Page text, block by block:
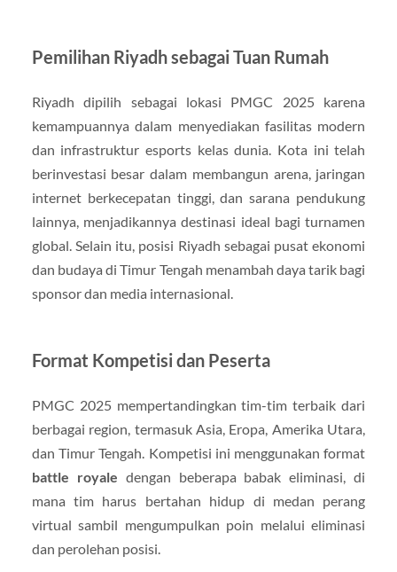
Pemilihan Riyadh sebagai Tuan Rumah
Riyadh dipilih sebagai lokasi PMGC 2025 karena
kemampuannya dalam menyediakan fasilitas modern
dan infrastruktur esports kelas dunia. Kota ini telah
berinvestasi besar dalam membangun arena, jaringan
internet berkecepatan tinggi, dan sarana pendukung
lainnya, menjadikannya destinasi ideal bagi turnamen
global. Selain itu, posisi Riyadh sebagai pusat ekonomi
dan budaya di Timur Tengah menambah daya tarik bagi
sponsor dan media internasional.
Format Kompetisi dan Peserta
PMGC 2025 mempertandingkan tim-tim terbaik dari
berbagai region, termasuk Asia, Eropa, Amerika Utara,
dan Timur Tengah. Kompetisi ini menggunakan format
battle royale dengan beberapa babak eliminasi, di
mana tim harus bertahan hidup di medan perang
virtual sambil mengumpulkan poin melalui eliminasi
dan perolehan posisi.